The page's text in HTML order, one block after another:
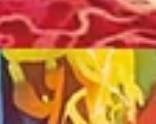
を開催させていただきます。今までの会場でおそ
らく最も大きな空間になるかと思います。 今年一
年でしっかり準備したいと思います。 本展は25日
まで開催しております。 ぜひご高覧ください。
-------------------------- 【Kyoto Art for Tomorrow
2026-京都府新鋭選抜展-】 会場 ：京都文化博物
館 4階展示室 会期 ：2026年1月10日（土）～1月
25日（日） 休館日 ：1月13日（火）、1月19日
（月） 開室時間 ：10：00～18：00（金曜日は19
30まで）※入場はそれぞれ閉室の30分前まで 入場
料 ： 一 般 500円（400円） 大学生 400円（
円） 高校生以下無料 ※（ ）内は20名以上の団